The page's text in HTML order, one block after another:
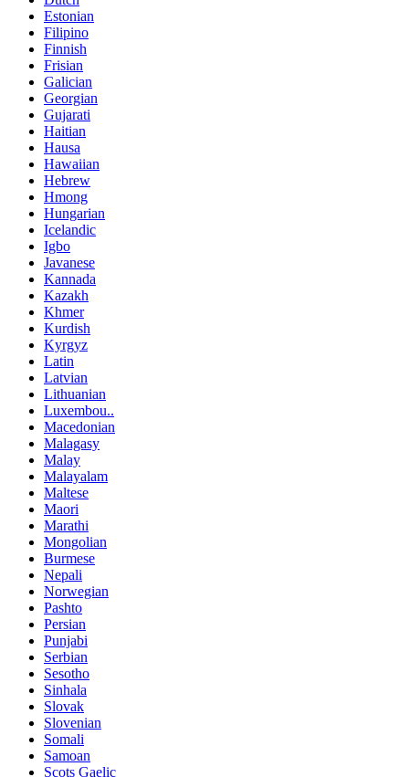
Estonian
Filipino
Finnish
Frisian
Galician
Georgian
Gujarati
Haitian
Hausa
Hawaiian
Hebrew
Hmong
Hungarian
Icelandic
Igbo
Javanese
Kannada
Kazakh
Khmer
Kurdish
Kyrgyz
Latin
Latvian
Lithuanian
Luxembou..
Macedonian
Malagasy
Malay
Malayalam
Maltese
Maori
Marathi
Mongolian
Burmese
Nepali
Norwegian
Pashto
Persian
Punjabi
Serbian
Sesotho
Sinhala
Slovak
Slovenian
Somali
Samoan
Scots Gaelic